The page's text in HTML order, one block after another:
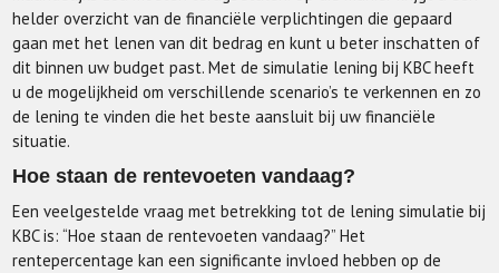
helder overzicht van de financiële verplichtingen die gepaard
gaan met het lenen van dit bedrag en kunt u beter inschatten of
dit binnen uw budget past. Met de simulatie lening bij KBC heeft
u de mogelijkheid om verschillende scenario’s te verkennen en zo
de lening te vinden die het beste aansluit bij uw financiële
situatie.
Hoe staan de rentevoeten vandaag?
Een veelgestelde vraag met betrekking tot de lening simulatie bij
KBC is: “Hoe staan de rentevoeten vandaag?” Het
rentepercentage kan een significante invloed hebben op de